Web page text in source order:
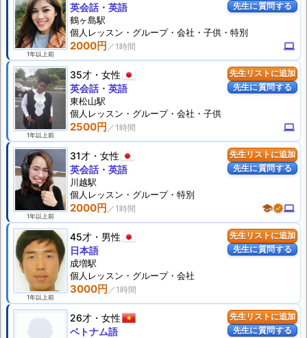
先生に質問する
1年以上前
2000円 computer
英会話・英語
鶴ヶ島駅
個人 レッスン ・グループ・会社・子供・特別
先生リストに追加
先生に質問する
1年以上前
35才 女性
2500円 computer
英会話・英語
東松山駅
個人 レッスン ・グループ・会社・子供
先生リストに追加
先生に質問する
1年以上前
31才 女性
2000円 schoolverifiedcomputer
英会話・英語
川越駅
個人 レッスン ・グループ・特別
先生リストに追加
先生に質問する
1年以上前
45才 男性
3000円
日本語
成増駅
個人 レッスン ・グループ・会社
先生リストに追加
先生に質問する
26才 女性
ベトナム語